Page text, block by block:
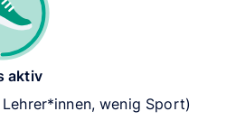
aktiv
wenig Sport)